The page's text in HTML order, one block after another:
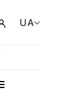
UA